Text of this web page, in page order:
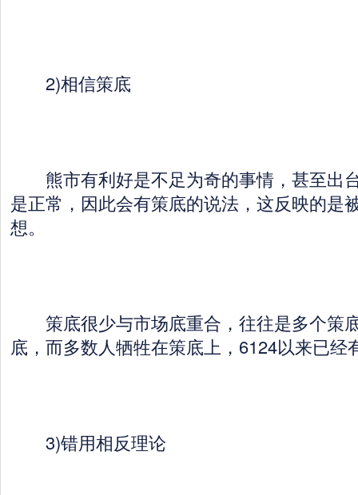
2)相信策底
熊市有利好是不足为奇的事情，甚至出
是正常，因此会有策底的说法，这反映的是
想。
策底很少与市场底重合，往往是多个策
底，而多数人牺牲在策底上，6124以来已经
3)错用相反理论